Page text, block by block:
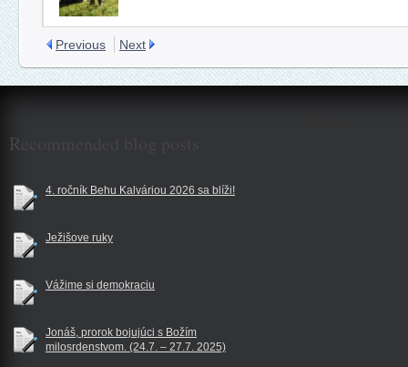
Previous Next
Recommended blog posts
4. ročník Behu Kalváriou 2026 sa blíži!
Ježišove ruky
Vážime si demokraciu
Jonáš, prorok bojujúci s Božím
milosrdenstvom. (24.7. – 27.7. 2025)